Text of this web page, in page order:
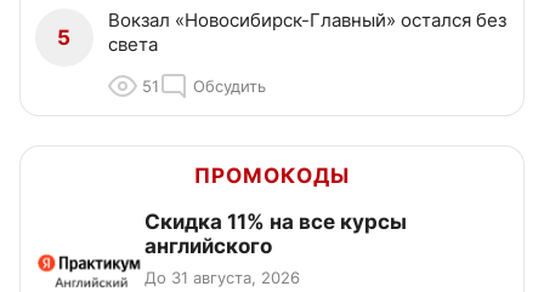
5
Вокзал «Новосибирск-Главный» остался без
света
51 Обсудить
ПРОМОКОДЫ
Скидка 11% на все курсы
английского
До 31 августа, 2026